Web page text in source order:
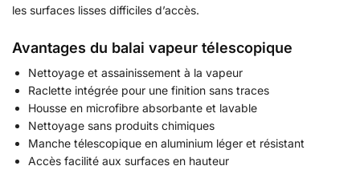
les surfaces lisses difficiles d’accès.
Avantages du balai vapeur télescopique
Nettoyage et assainissement à la vapeur
Raclette intégrée pour une finition sans traces
Housse en microfibre absorbante et lavable
Nettoyage sans produits chimiques
Manche télescopique en aluminium léger et résistant
Accès facilité aux surfaces en hauteur